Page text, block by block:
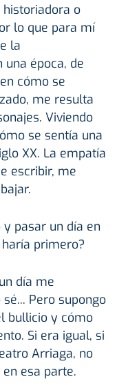
o
lo que para mí
la
época, de
cómo se
me resulta
Viviendo
se sentía una
XX. La empatía
escribir, me
pasar un día en
haría primero?
día me
Pero supongo
bullicio y cómo
Si era igual, si
Arriaga, no
esa parte.